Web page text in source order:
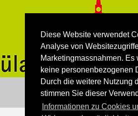
Diese Website verwendet
Analyse von
Marketingmassnahmen. Es
keine personenbezogenen
Durch die weitere Nutzung
stimmen Sie dieser
Informationen zu Cookies